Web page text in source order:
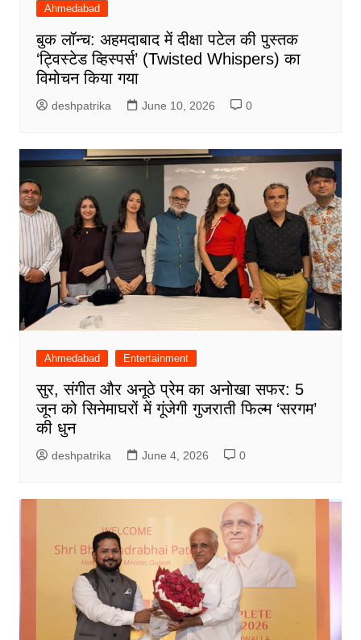
Ahmedabad
बुक लॉन्च: अहमदाबाद में दीक्षा पटेल की पुस्तक
‘ट्विस्टेड व्हिस्पर्स’ (Twisted Whispers) का
विमोचन किया गया
deshpatrika June 10, 2026 0
Ahmedabad Entertainment
सुर, संगीत और अनूठे प्रेम का अनोखा सफर: 5
जून को सिनेमाघरों में गूंजेगी गुजराती फिल्म ‘सरगम’
की धुन
deshpatrika June 4, 2026 0